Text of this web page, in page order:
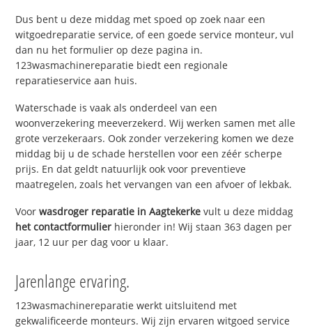
Dus bent u deze middag met spoed op zoek naar een
witgoedreparatie service, of een goede service monteur, vul
dan nu het formulier op deze pagina in.
123wasmachinereparatie biedt een regionale
reparatieservice aan huis.
Waterschade is vaak als onderdeel van een
woonverzekering meeverzekerd. Wij werken samen met alle
grote verzekeraars. Ook zonder verzekering komen we deze
middag bij u de schade herstellen voor een zéér scherpe
prijs. En dat geldt natuurlijk ook voor preventieve
maatregelen, zoals het vervangen van een afvoer of lekbak.
Voorwasdroger reparatie in Aagtekerke vult u deze middag
het contactformulier hieronder in! Wij staan 363 dagen per
jaar, 12 uur per dag voor u klaar.
Jarenlange ervaring.
123wasmachinereparatie werkt uitsluitend met
gekwalificeerde monteurs. Wij zijn ervaren witgoed service